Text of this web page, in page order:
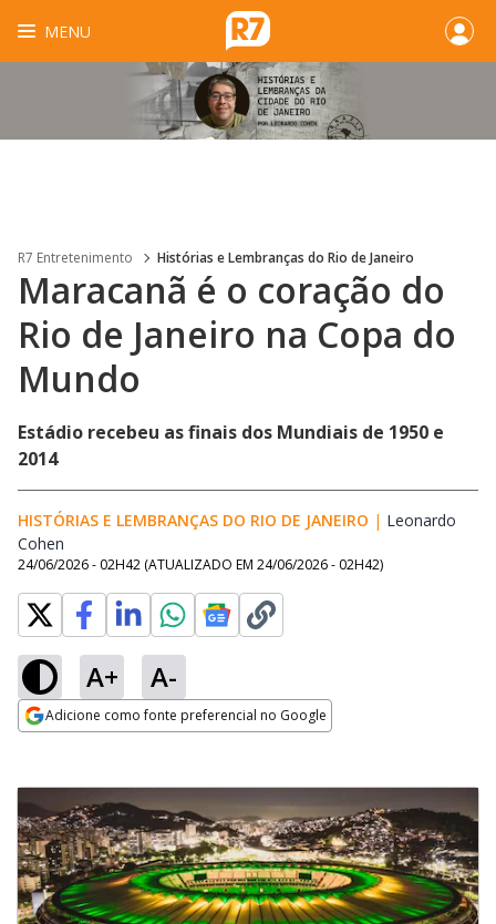
MENU
R7 Entretenimento Histórias e Lembranças do Rio de Janeiro
Maracanã é o coração do
Rio de Janeiro na Copa do
Mundo
Estádio recebeu as finais dos Mundiais de 1950 e
2014
HISTÓRIAS E LEMBRANÇAS DO RIO DE JANEIRO | Leonardo
Cohen
24/06/2026 - 02H42 (ATUALIZADO EM 24/06/2026 - 02H42)
A+ A-
Adicione como fonte preferencial no Google